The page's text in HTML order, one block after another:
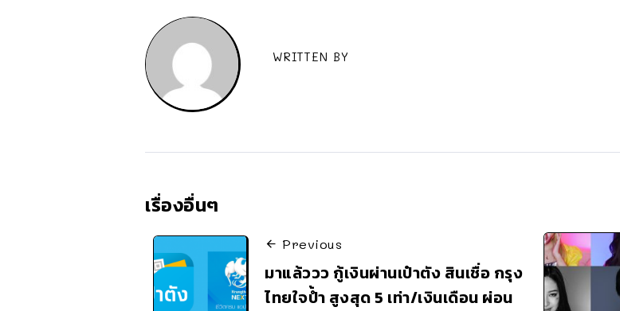
WRITTEN BY
เรื่องอื่นๆ
Previous
มาแล้ววว กู้เงินผ่านเป๋าตัง สินเชื่อ กรุง
ไทยใจป้ำ สูงสุด 5 เท่า/เงินเดือน ผ่อน